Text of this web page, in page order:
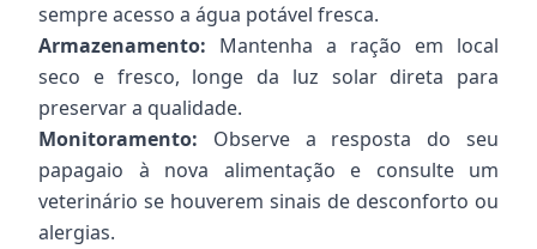
sempre acesso a água potável fresca.
Armazenamento: Mantenha a ração em local
seco e fresco, longe da luz solar direta para
preservar a qualidade.
Monitoramento: Observe a resposta do seu
papagaio à nova alimentação e consulte um
veterinário se houverem sinais de desconforto ou
alergias.